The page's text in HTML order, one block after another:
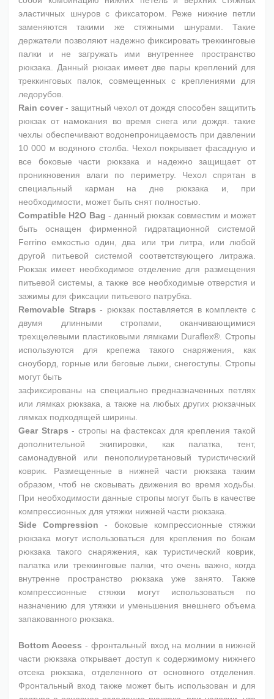
эластичных шнуров с фиксатором. Реже нижние петли
заменяются такими же стяжными шнурами. Такие
держатели позволяют надежно фиксировать треккинговые
палки и не загружать ими внутреннее пространство
рюкзака. Данный рюкзак имеет две пары креплений для
треккинговых палок, совмещенных с креплениями для
ледорубов.
Rain cover- защитный чехол от дождя способен защитить
рюкзак от намокания во время снега или дождя. такие
чехлы обеспечивают водонепроницаемость при давлении
10 000 м водяного столба. Чехол покрывает фасадную и
все боковые части рюкзака и надежно защищает от
проникновения влаги по периметру. Чехол спрятан в
специальный карман на дне рюкзака и, при
необходимости, может быть снят полностью.
Compatible H2O Bag - данный рюкзак совместим и может
быть оснащен фирменной гидратационной системой
Ferrino емкостью один, два или три литра, или любой
другой питьевой системой соответствующего литража.
Рюкзак имеет необходимое отделение для размещения
питьевой системы, а также все необходимые отверстия и
зажимы для фиксации питьевого патрубка.
Removable Straps - рюкзак поставляется в комплекте с
двумя длинными стропами, оканчивающимися
трехщелевыми пластиковыми лямками Duraflex®. Стропы
используются для крепежа такого снаряжения, как
сноуборд, горные или беговые лыжи, снегоступы. Стропы
могут быть
зафиксированы на специально предназначенных петлях
или лямках рюкзака, а также на любых других рюкзачных
лямках подходящей ширины.
Gear Straps - стропы на фастексах для крепления такой
дополнительной экипировки, как палатка, тент,
самонадувной или пенополиуретановый туристический
коврик. Размещенные в нижней части рюкзака таким
образом, чтоб не сковывать движения во время ходьбы.
При необходимости данные стропы могут быть в качестве
компрессионных для утяжки нижней части рюкзака.
Side Compression - боковые компрессионные стяжки
рюкзака могут использоваться для крепления по бокам
рюкзака такого снаряжения, как туристический коврик,
палатка или треккинговые палки, что очень важно, когда
внутренне пространство рюкзака уже занято. Также
компрессионные стяжки могут использоваться по
назначению для утяжки и уменьшения внешнего объема
запакованного рюкзака.
Bottom Access - фронтальный вход на молнии в нижней
части рюкзака открывает доступ к содержимому нижнего
отсека рюкзака, отделенного от основного отделения.
Фронтальный вход также может быть использован и для